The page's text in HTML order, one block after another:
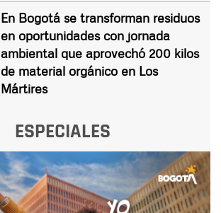
En Bogotá se transforman residuos
en oportunidades con jornada
ambiental que aprovechó 200 kilos
de material orgánico en Los
Mártires
ESPECIALES